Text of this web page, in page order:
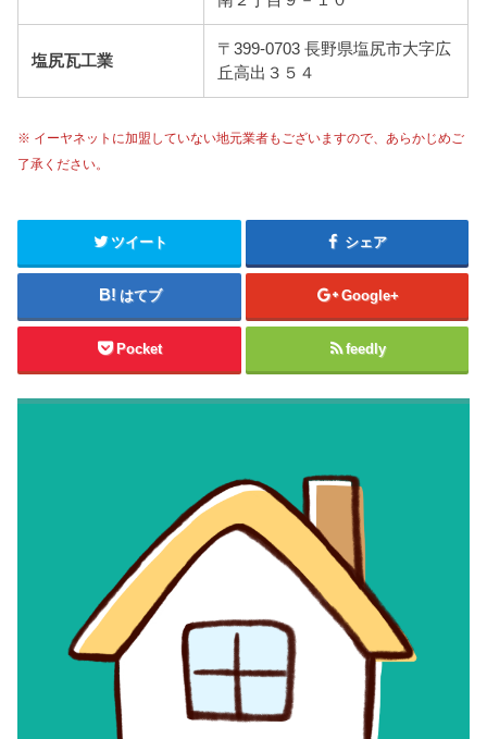
塩尻瓦工業
〒399-0703 長野県塩尻市大字広
丘高出３５４
※ イーヤネットに加盟していない地元業者もございますので、あらかじめご
了承ください。
ツイート シェア
はてブ Google+
Pocket feedly